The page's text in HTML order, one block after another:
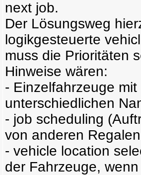
next job.
Der Lösungsweg
logikgesteuerte
muss die Prioritäten
Hinweise wären:
- Einzelfahrzeuge
unterschiedlichen
- job scheduling
von anderen
- vehicle location
der Fahrzeuge,